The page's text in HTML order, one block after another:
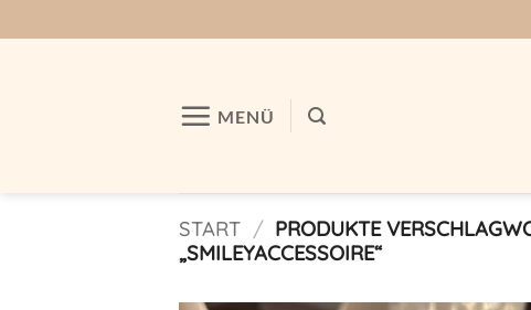
Inhalt
MENÜ
START / PRODUKTE
„SMILEYACCESSOIRE“